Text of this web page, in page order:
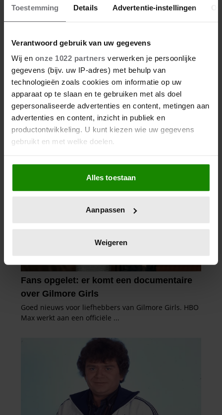
Toestemming Details Advertentie-instellingen
Verantwoord gebruik van uw gegevens
Wij en onze 1022 partners verwerken je persoonlijke
gegevens (bijv. uw IP-adres) met behulp van
technologieën zoals cookies om informatie op uw
apparaat op te slaan en te gebruiken met als doel
gepersonaliseerde advertenties en content, metingen aan
advertenties en content, inzicht in publiek en
productontwikkeling. U kunt kiezen wie uw gegevens
gebruikt en met welke doelen.
Als u het toestaat, willen we ook graag:
Informatie verzamelen over uw geografische
locatie, die tot een paar meter nauwkeurig kan zijn
scannen op specifieke eigenschappen (fingerprinting)
verwerkt en stel uw voorkeuren in het
intrekken in de Cookieverklaring.
We gebruiken cookies om content en advertenties te
personaliseren, om functies voor social media te bieden
en om ons websiteverkeer te analyseren. Ook delen we
informatie over uw gebruik van onze site met onze
partners kunnen deze gegevens combineren met andere
informatie die u aan ze heeft verstrekt of die ze hebben
verzameld op basis van uw gebruik van hun services. U
gaat akkoord met onze cookies als u onze website blijft
Alles toestaan
Aanpassen
Weigeren